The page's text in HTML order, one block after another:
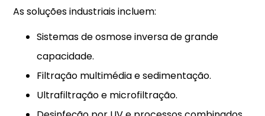
As soluções industriais incluem:
Sistemas de osmose inversa de grande
capacidade.
Filtração multimédia e sedimentação.
Ultrafiltração e microfiltração.